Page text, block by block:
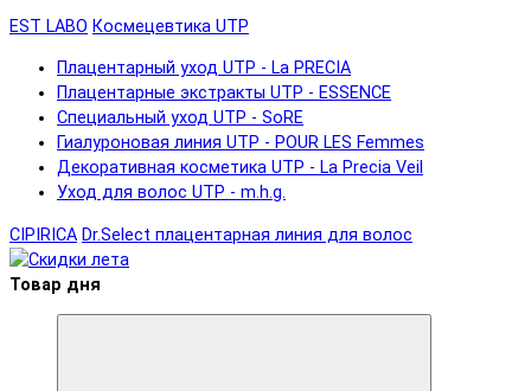
EST LABO Космецевтика UTP
Плацентарный уход UTP - La PRECIA
Плацентарные экстракты UTP - ESSENCE
Специальный уход UTP - SoRE
Гиалуроновая линия UTP - POUR LES Femmes
Декоративная косметика UTP - La Precia Veil
Уход для волос UTP - m.h.g.
CIPIRICA Dr.Select плацентарная линия для волос
Товар дня